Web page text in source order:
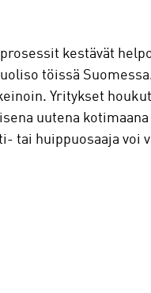
kestävät
töissä
Yritykset
uutena
tai huippuosaaja